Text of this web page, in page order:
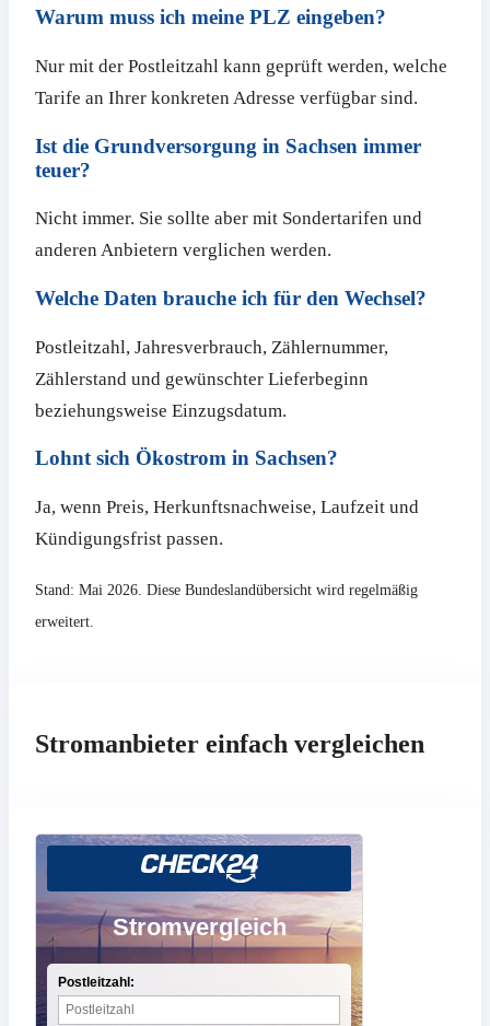
Warum muss ich meine PLZ eingeben?
Nur mit der Postleitzahl kann geprüft werden, welche
Tarife an Ihrer konkreten Adresse verfügbar sind.
Ist die Grundversorgung in Sachsen immer
teuer?
Nicht immer. Sie sollte aber mit Sondertarifen und
anderen Anbietern verglichen werden.
Welche Daten brauche ich für den Wechsel?
Postleitzahl, Jahresverbrauch, Zählernummer,
Zählerstand und gewünschter Lieferbeginn
beziehungsweise Einzugsdatum.
Lohnt sich Ökostrom in Sachsen?
Ja, wenn Preis, Herkunftsnachweise, Laufzeit und
Kündigungsfrist passen.
Stand: Mai 2026. Diese Bundeslandübersicht wird regelmäßig
erweitert.
Stromanbieter einfach vergleichen
Stromvergleich
Postleitzahl: